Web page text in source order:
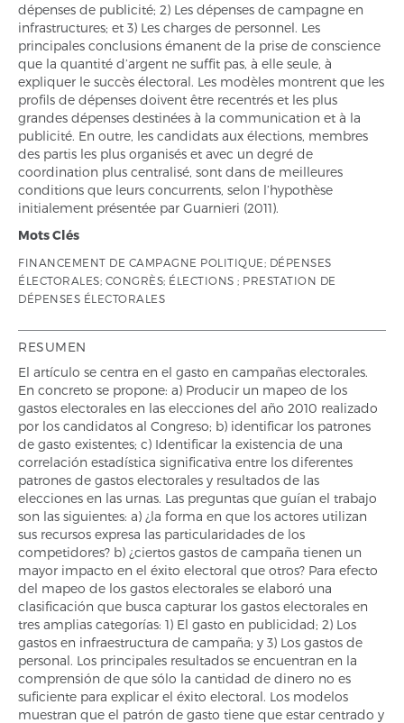
dépenses de publicité; 2) Les dépenses de campagne en
infrastructures; et 3) Les charges de personnel. Les
principales conclusions émanent de la prise de conscience
que la quantité d’argent ne suffit pas, à elle seule, à
expliquer le succès électoral. Les modèles montrent que les
profils de dépenses doivent être recentrés et les plus
grandes dépenses destinées à la communication et à la
publicité. En outre, les candidats aux élections, membres
des partis les plus organisés et avec un degré de
coordination plus centralisé, sont dans de meilleures
conditions que leurs concurrents, selon l’hypothèse
initialement présentée par Guarnieri (2011).
Mots Clés
FINANCEMENT DE CAMPAGNE POLITIQUE; DÉPENSES
ÉLECTORALES; CONGRÈS; ÉLECTIONS ; PRESTATION DE
DÉPENSES ÉLECTORALES
RESUMEN
El artículo se centra en el gasto en campañas electorales.
En concreto se propone: a) Producir un mapeo de los
gastos electorales en las elecciones del año 2010 realizado
por los candidatos al Congreso; b) identificar los patrones
de gasto existentes; c) Identificar la existencia de una
correlación estadística significativa entre los diferentes
patrones de gastos electorales y resultados de las
elecciones en las urnas. Las preguntas que guían el trabajo
son las siguientes: a) ¿la forma en que los actores utilizan
sus recursos expresa las particularidades de los
competidores? b) ¿ciertos gastos de campaña tienen un
mayor impacto en el éxito electoral que otros? Para efecto
del mapeo de los gastos electorales se elaboró una
clasificación que busca capturar los gastos electorales en
tres amplias categorías: 1) El gasto en publicidad; 2) Los
gastos en infraestructura de campaña; y 3) Los gastos de
personal. Los principales resultados se encuentran en la
comprensión de que sólo la cantidad de dinero no es
suficiente para explicar el éxito electoral. Los modelos
muestran que el patrón de gasto tiene que estar centrado y